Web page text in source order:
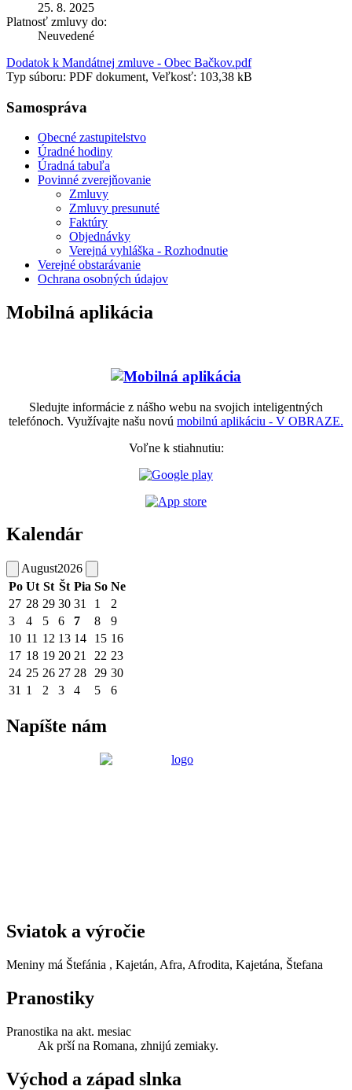
25. 8. 2025
Platnosť zmluvy do:
Neuvedené
Dodatok k Mandátnej zmluve - Obec Bačkov.pdf
Typ súboru: PDF dokument, Veľkosť: 103,38 kB
Samospráva
Obecné zastupitelstvo
Úradné hodiny
Úradná tabuľa
Povinné zverejňovanie
Zmluvy
Zmluvy presunuté
Faktúry
Objednávky
Verejná vyhláška - Rozhodnutie
Verejné obstarávanie
Ochrana osobných údajov
Mobilná aplikácia
Sledujte informácie z nášho webu na svojich inteligentných
telefónoch. Využívajte našu novú mobilnú aplikáciu - V OBRAZE.
Voľne k stiahnutiu:
Kalendár
August2026
Po Ut St Št Pia So Ne
27 28 29 30 31 1
2
3
4 5 6 7 8
9
10 11 12 13 14 15 16
17 18 19 20 21 22 23
24 25 26 27 28 29 30
31 1 2 3 4 5 6
Napíšte nám
Sviatok a výročie
Meniny má Štefánia , Kajetán, Afra, Afrodita, Kajetána, Štefana
Pranostiky
Pranostika na akt. mesiac
Ak prší na Romana, zhnijú zemiaky.
Východ a západ slnka